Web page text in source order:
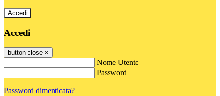
Accedi
Accedi
button close ×
Nome Utente
Password
Password dimenticata?